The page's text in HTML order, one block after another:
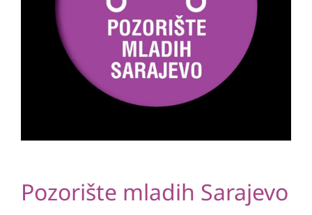
Pozorište mladih Sarajevo